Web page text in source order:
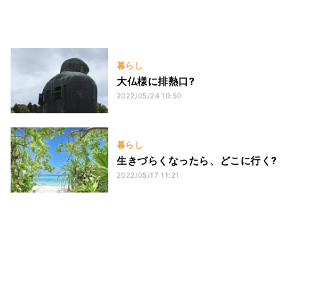
暮らし
大仏様に排熱口?
2022/05/24 10:50
暮らし
生きづらくなったら、どこに行く?
2022/05/17 11:21